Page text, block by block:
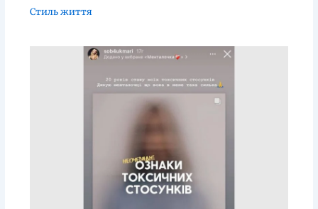
Стиль життя